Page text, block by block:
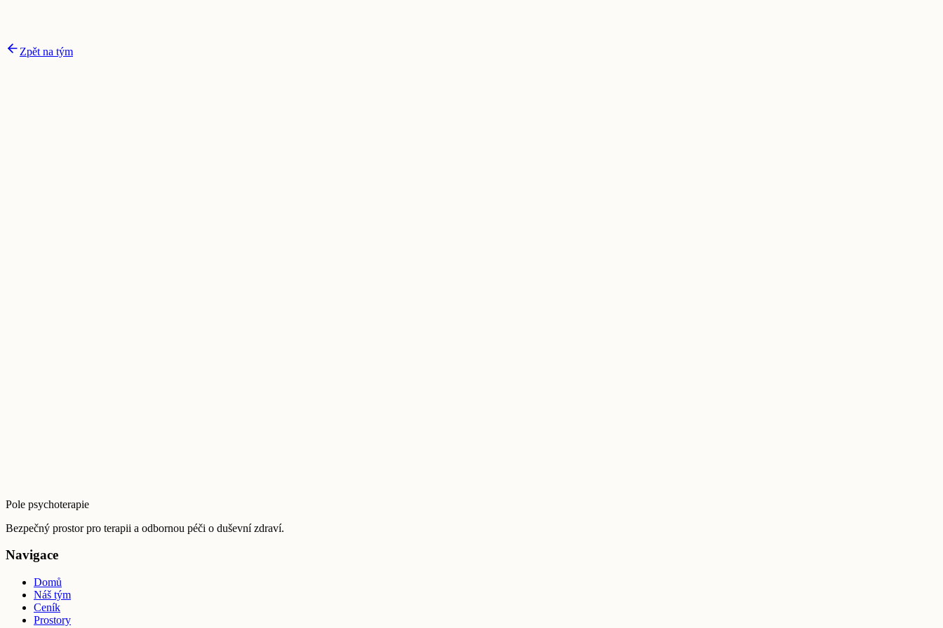
Zpět na tým
Pole psychoterapie
Bezpečný prostor pro terapii a odbornou péči o duševní zdraví.
Navigace
Domů
Náš tým
Ceník
Prostory